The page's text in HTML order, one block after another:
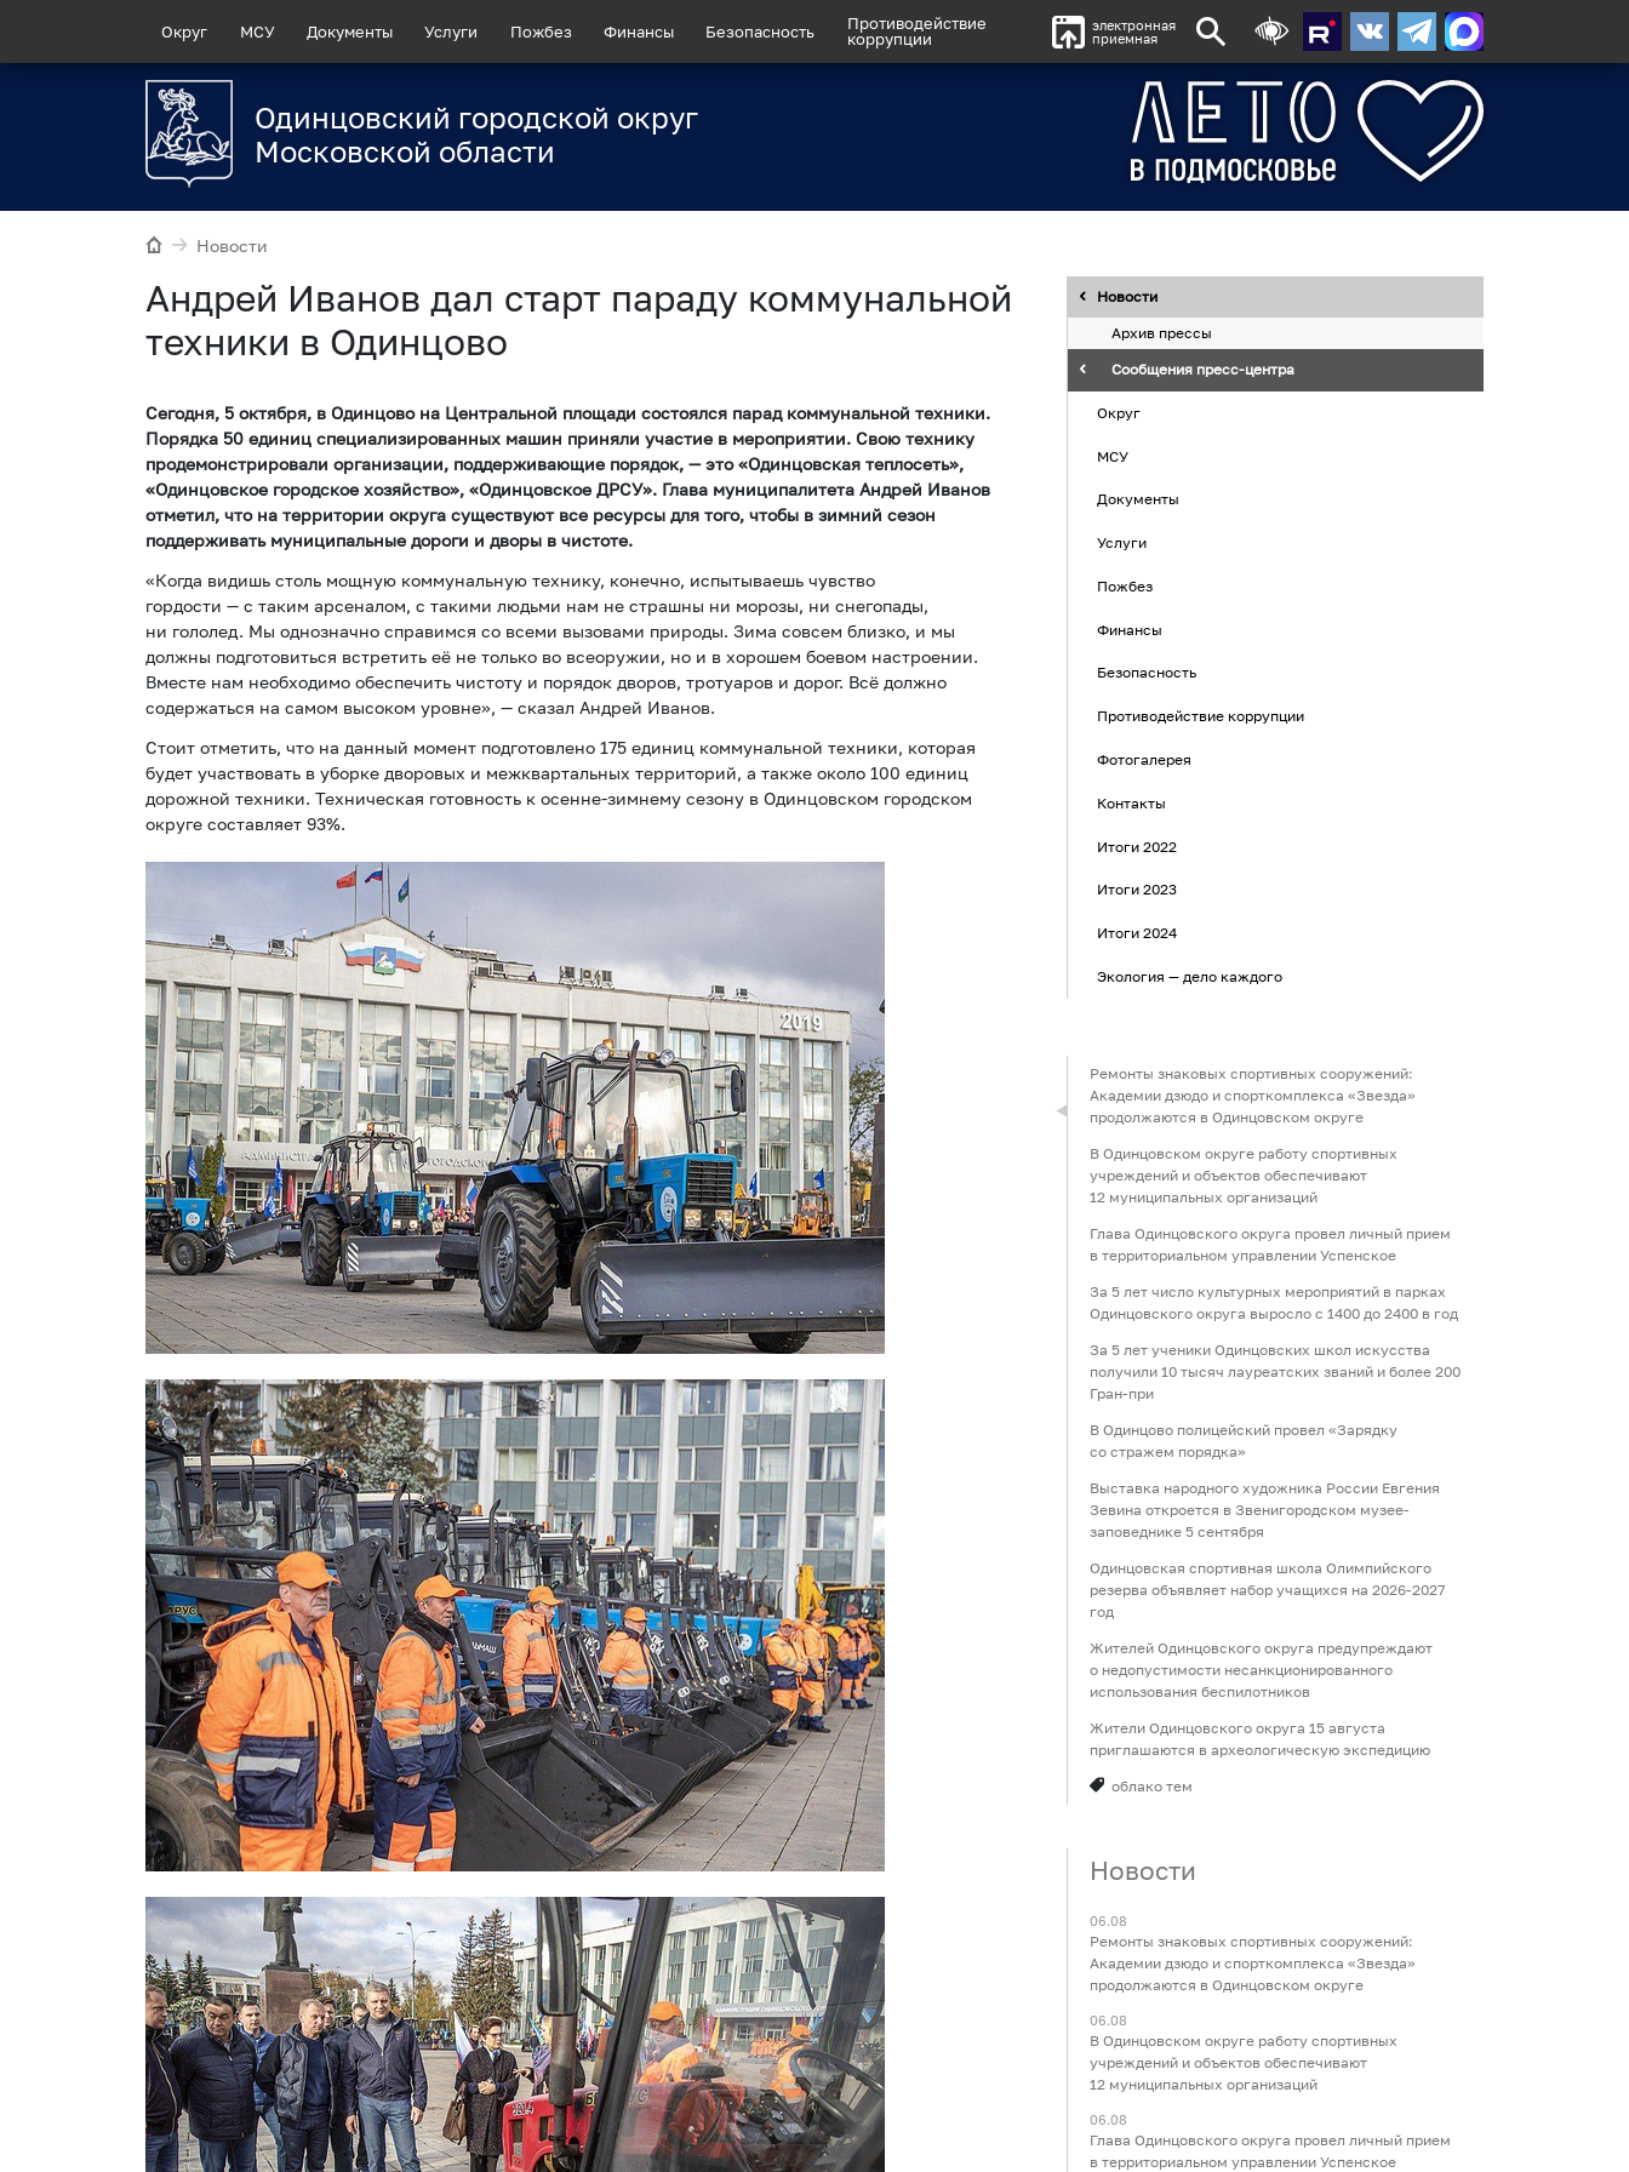
Округ МСУ Документы Услуги Пожбез Финансы Безопасность
Противодействие
коррупции
электронная
приемная
Одинцовский городской округ
Московской области
Новости
Андрей Иванов дал старт параду коммунальной
техники в Одинцово
Сегодня, 5 октября, в Одинцово на Центральной площади состоялся парад коммунальной техники.
Порядка 50 единиц специализированных машин приняли участие в мероприятии. Свою технику
продемонстрировали организации, поддерживающие порядок, — это «Одинцовская теплосеть»,
«Одинцовское городское хозяйство», «Одинцовское ДРСУ». Глава муниципалитета Андрей Иванов
отметил, что на территории округа существуют все ресурсы для того, чтобы в зимний сезон
поддерживать муниципальные дороги и дворы в чистоте.
«Когда видишь столь мощную коммунальную технику, конечно, испытываешь чувство
гордости — с таким арсеналом, с такими людьми нам не страшны ни морозы, ни снегопады,
ни гололед. Мы однозначно справимся со всеми вызовами природы. Зима совсем близко, и мы
должны подготовиться встретить её не только во всеоружии, но и в хорошем боевом настроении.
Вместе нам необходимо обеспечить чистоту и порядок дворов, тротуаров и дорог. Всё должно
содержаться на самом высоком уровне», — сказал Андрей Иванов.
Стоит отметить, что на данный момент подготовлено 175 единиц коммунальной техники, которая
будет участвовать в уборке дворовых и межквартальных территорий, а также около 100 единиц
дорожной техники. Техническая готовность к осенне-зимнему сезону в Одинцовском городском
округе составляет 93%.
Новости
Архив прессы
Сообщения пресс-центра
Округ
МСУ
Документы
Услуги
Пожбез
Финансы
Безопасность
Противодействие коррупции
Фотогалерея
Контакты
Итоги 2022
Итоги 2023
Итоги 2024
Экология — дело каждого
Ремонты знаковых спортивных сооружений:
Академии дзюдо и спорткомплекса «Звезда»
продолжаются в Одинцовском округе
В Одинцовском округе работу спортивных
учреждений и объектов обеспечивают
12 муниципальных организаций
Глава Одинцовского округа провел личный прием
в территориальном управлении Успенское
За 5 лет число культурных мероприятий в парках
Одинцовского округа выросло с 1400 до 2400 в год
За 5 лет ученики Одинцовских школ искусства
получили 10 тысяч лауреатских званий и более 200
Гран-при
В Одинцово полицейский провел «Зарядку
со стражем порядка»
Выставка народного художника России Евгения
Зевина откроется в Звенигородском музее-
заповеднике 5 сентября
Одинцовская спортивная школа Олимпийского
резерва объявляет набор учащихся на 2026-2027
год
Жителей Одинцовского округа предупреждают
о недопустимости несанкционированного
использования беспилотников
Жители Одинцовского округа 15 августа
приглашаются в археологическую экспедицию
облако тем
Новости
06.08
Ремонты знаковых спортивных сооружений:
Академии дзюдо и спорткомплекса «Звезда»
продолжаются в Одинцовском округе
06.08
В Одинцовском округе работу спортивных
учреждений и объектов обеспечивают
12 муниципальных организаций
06.08
Глава Одинцовского округа провел личный прием
в территориальном управлении Успенское